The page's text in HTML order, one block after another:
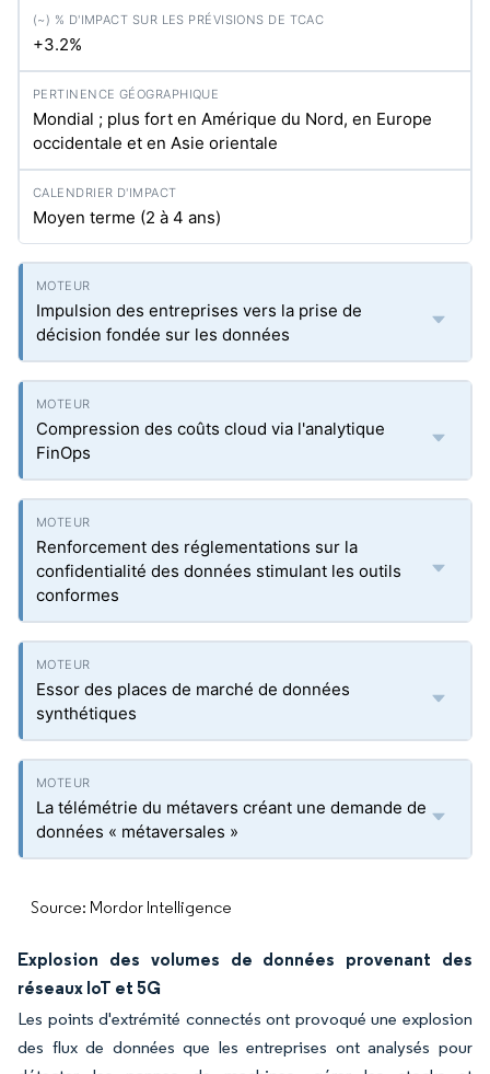
+3.2%
Mondial ; plus fort en Amérique du Nord, en Europe
occidentale et en Asie orientale
Moyen terme (2 à 4 ans)
Impulsion des entreprises vers la prise de
décision fondée sur les données
Compression des coûts cloud via l'analytique
FinOps
Renforcement des réglementations sur la
confidentialité des données stimulant les outils
conformes
Essor des places de marché de données
synthétiques
La télémétrie du métavers créant une demande de
données « métaversales »
Source: Mordor Intelligence
Explosion des volumes de données provenant des
réseaux IoT et 5G
Les points d'extrémité connectés ont provoqué une explosion
des flux de données que les entreprises ont analysés pour